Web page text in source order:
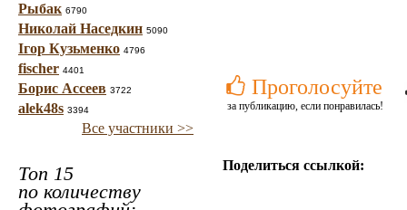
Рыбак 6790
Николай Наседкин 5090
Ігор Кузьменко 4796
fischer 4401
Борис Ассеев 3722
alek48s 3394
Все участники >>
Топ 15
по количеству
Проголосуйте
за публикацию, если понравилась!
Поделиться ссылкой: